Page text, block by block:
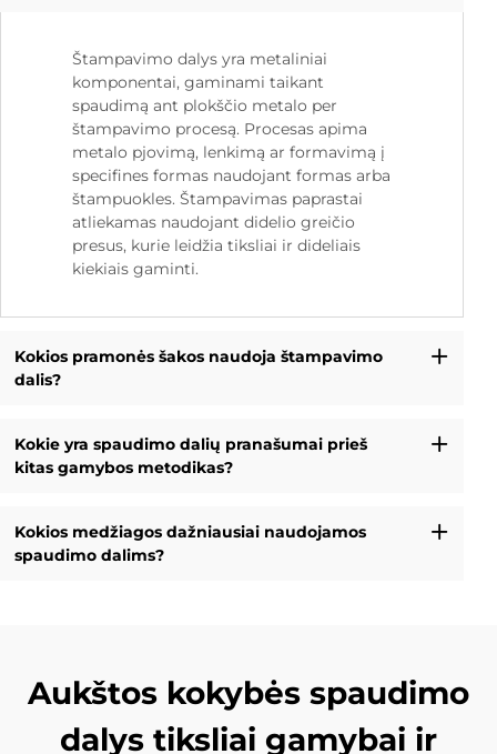
Štampavimo dalys yra metaliniai
komponentai, gaminami taikant
spaudimą ant plokščio metalo per
štampavimo procesą. Procesas apima
metalo pjovimą, lenkimą ar formavimą į
specifines formas naudojant formas arba
štampuokles. Štampavimas paprastai
atliekamas naudojant didelio greičio
presus, kurie leidžia tiksliai ir dideliais
kiekiais gaminti.
Kokios pramonės šakos naudoja štampavimo
dalis?
Kokie yra spaudimo dalių pranašumai prieš
kitas gamybos metodikas?
Kokios medžiagos dažniausiai naudojamos
spaudimo dalims?
Aukštos kokybės spaudimo
dalys tiksliai gamybai ir